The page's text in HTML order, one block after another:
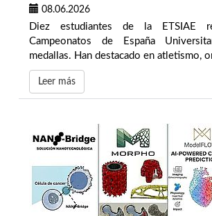
08.06.2026
Diez estudiantes de la ETSIAE
Campeonatos de España
medallas. Han destacado en atletismo,
Leer más